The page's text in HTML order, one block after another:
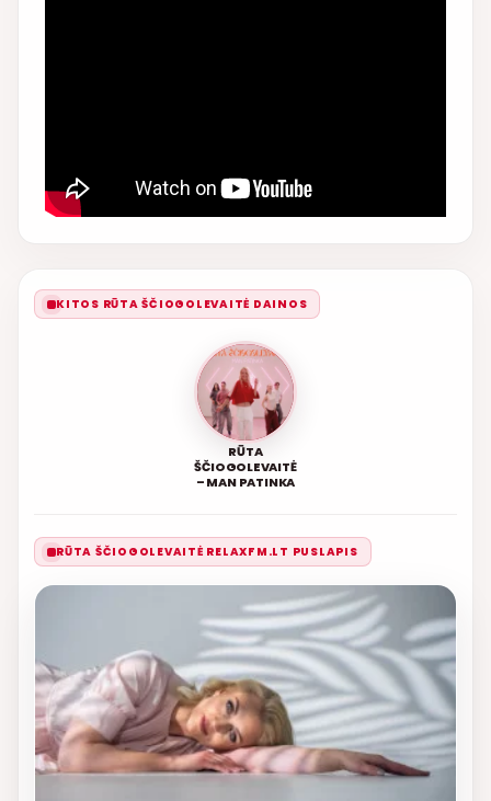
KITOS RŪTA ŠČIOGOLEVAITĖ DAINOS
RŪTA
ŠČIOGOLEVAITĖ
– MAN PATINKA
RŪTA ŠČIOGOLEVAITĖ RELAXFM.LT PUSLAPIS